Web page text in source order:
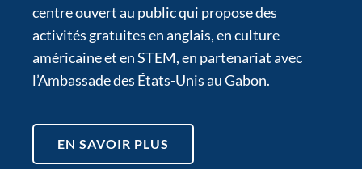
centre ouvert au public qui propose des
activités gratuites en anglais, en culture
américaine et en STEM, en partenariat avec
l’Ambassade des États-Unis au Gabon.
EN SAVOIR PLUS